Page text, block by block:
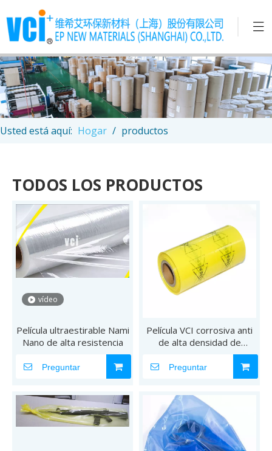
Usted está aquí: Hogar / productos
TODOS LOS PRODUCTOS
vídeo
Película ultraestirable Nami
Nano de alta resistencia
Preguntar
Película VCI corrosiva anti
de alta densidad de
envoltura de acero amarilla
Preguntar